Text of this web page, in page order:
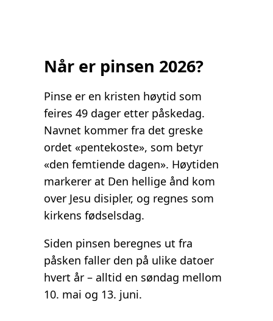
Når er pinsen 2026?
Pinse er en kristen høytid som
feires 49 dager etter påskedag.
Navnet kommer fra det greske
ordet «pentekoste», som betyr
«den femtiende dagen». Høytiden
markerer at Den hellige ånd kom
over Jesu disipler, og regnes som
kirkens fødselsdag.
Siden pinsen beregnes ut fra
påsken faller den på ulike datoer
hvert år – alltid en søndag mellom
10. mai og 13. juni.